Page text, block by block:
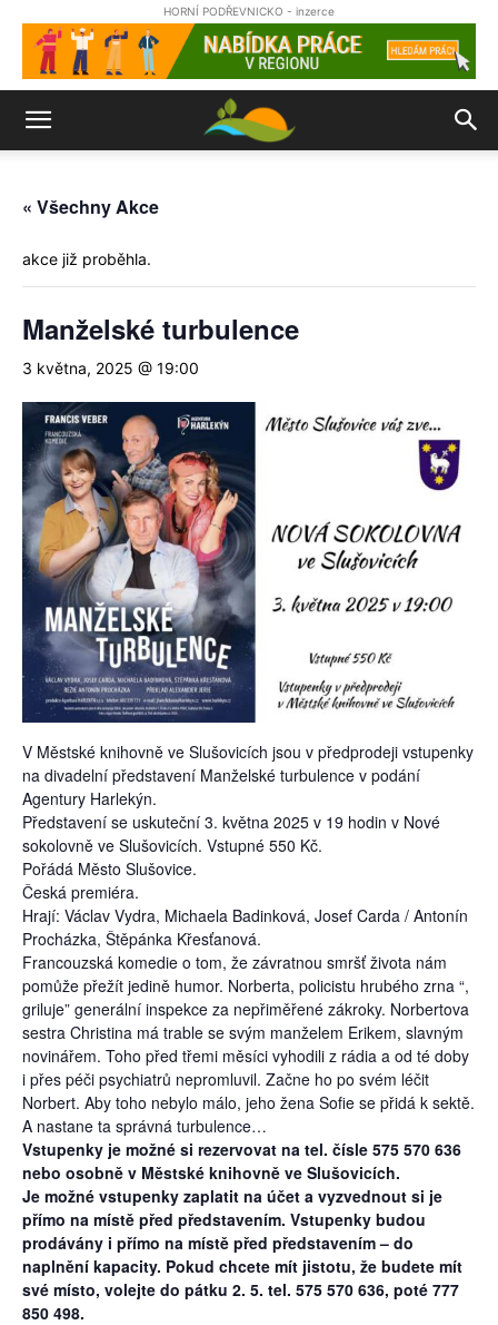
HORNÍ PODŘEVNICKO - inzerce
« Všechny Akce
akce již proběhla.
Manželské turbulence
3 května, 2025 @ 19:00
V Městské knihovně ve Slušovicích jsou v předprodeji vstupenky
na divadelní představení Manželské turbulence v podání
Agentury Harlekýn.
Představení se uskuteční 3. května 2025 v 19 hodin v Nové
sokolovně ve Slušovicích. Vstupné 550 Kč.
Pořádá Město Slušovice.
Česká premiéra.
Hrají: Václav Vydra, Michaela Badinková, Josef Carda / Antonín
Procházka, Štěpánka Křesťanová.
Francouzská komedie o tom, že závratnou smršť života nám
pomůže přežít jedině humor. Norberta, policistu hrubého zrna “,
griluje” generální inspekce za nepřiměřené zákroky. Norbertova
sestra Christina má trable se svým manželem Erikem, slavným
novinářem. Toho před třemi měsíci vyhodili z rádia a od té doby
i přes péči psychiatrů nepromluvil. Začne ho po svém léčit
Norbert. Aby toho nebylo málo, jeho žena Sofie se přidá k sektě.
A nastane ta správná turbulence…
Vstupenky je možné si rezervovat na tel. čísle 575 570 636
nebo osobně v Městské knihovně ve Slušovicích.
Je možné vstupenky zaplatit na účet a vyzvednout si je
přímo na místě před představením. Vstupenky budou
prodávány i přímo na místě před představením – do
naplnění kapacity. Pokud chcete mít jistotu, že budete mít
své místo, volejte do pátku 2. 5. tel. 575 570 636, poté 777
850 498.